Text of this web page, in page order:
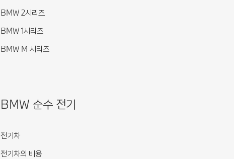
BMW 2시리즈
BMW 1시리즈
BMW M 시리즈
BMW 순수 전기
전기차
전기차의 비용